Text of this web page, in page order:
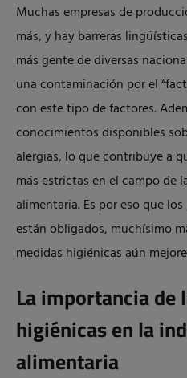
Muchas empresas de
más, y hay barreras
más gente de diversas
una contaminación por el
con este tipo de factores.
conocimientos disponibles
alergias, lo que contribuye a
más estrictas en el campo de
alimentaria. Es por eso que
están obligados, muchísimo
medidas higiénicas aún
La importancia de
higiénicas en la
alimentaria